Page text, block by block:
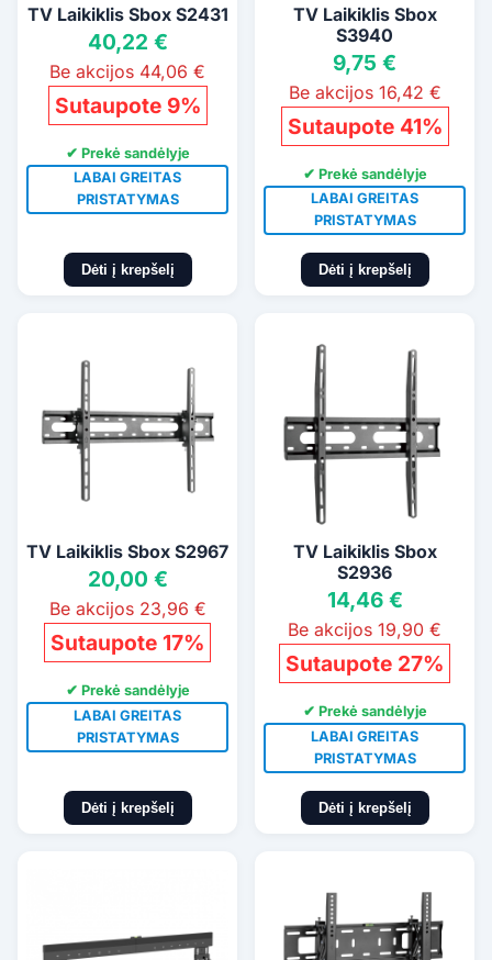
TV Laikiklis Sbox S2431
40,22 €
Be akcijos 44,06 €
Sutaupote 9%
✔ Prekė sandėlyje
LABAI GREITAS
PRISTATYMAS
Dėti į krepšelį
TV Laikiklis Sbox
S3940
9,75 €
Be akcijos 16,42 €
Sutaupote 41%
✔ Prekė sandėlyje
LABAI GREITAS
PRISTATYMAS
Dėti į krepšelį
TV Laikiklis Sbox S2967
20,00 €
Be akcijos 23,96 €
Sutaupote 17%
✔ Prekė sandėlyje
LABAI GREITAS
PRISTATYMAS
Dėti į krepšelį
TV Laikiklis Sbox
S2936
14,46 €
Be akcijos 19,90 €
Sutaupote 27%
✔ Prekė sandėlyje
LABAI GREITAS
PRISTATYMAS
Dėti į krepšelį